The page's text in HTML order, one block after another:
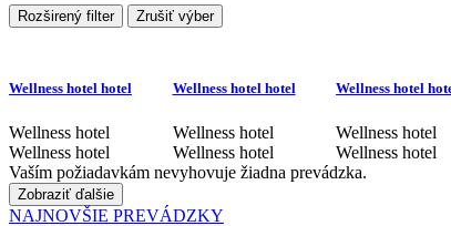
Rozširený filter Zrušiť výber
Wellness hotel hotel
Wellness hotel
Wellness hotel
Wellness hotel hotel
Wellness hotel
Wellness hotel
Wellness hotel
Wellness hotel
Wellness hotel
Vaším požiadavkám nevyhovuje žiadna prevádzka.
Zobraziť ďalšie
NAJNOVŠIE PREVÁDZKY